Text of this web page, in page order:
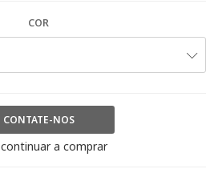
COR
CONTATE-NOS
a comprar